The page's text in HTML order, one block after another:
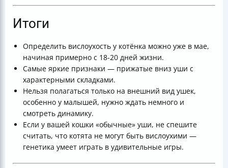
Итоги
Определить вислоухость у котёнка можно уже в мае,
начиная примерно с 18-20 дней жизни.
Самые яркие признаки — прижатые вниз уши с
характерными складками.
Нельзя полагаться только на внешний вид ушек,
особенно у малышей, нужно ждать немного и
смотреть динамику.
Если у вашей кошки «обычные» уши, не спешите
считать, что котята не могут быть вислоухими —
генетика умеет играть в удивительные игры.